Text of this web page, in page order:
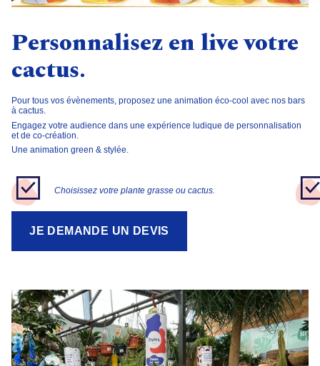
Personnalisez en live votre
cactus.
Pour tous vos évènements, proposez une animation éco-cool avec nos bars
à cactus.
Engagez votre audience dans une expérience ludique de personnalisation
et de co-création.
Une animation green & stylée
Choisissez votre plante grasse ou cactus.
JE DEMANDE UN DEVIS